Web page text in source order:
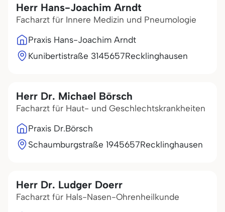
Herr Hans-Joachim Arndt
Facharzt für Innere Medizin und Pneumologie
Praxis Hans-Joachim Arndt
Kunibertistraße 3145657Recklinghausen
Herr Dr. Michael Börsch
Facharzt für Haut- und Geschlechtskrankheiten
Praxis Dr.Börsch
Schaumburgstraße 1945657Recklinghausen
Herr Dr. Ludger Doerr
Facharzt für Hals-Nasen-Ohrenheilkunde